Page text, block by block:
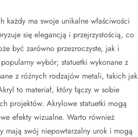
każdy ma swoje unikalne właściwości
się elegancją i przejrzystością, co
być zarówno przezroczyste, jak i
wybór; statuetki wykonane z
z różnych rodzajów metali, takich jak
to materiał, który łączy w sobie
projektów. Akrylowe statuetki mogą
efekty wizualne. Warto również
mają swój niepowtarzalny urok i mogą